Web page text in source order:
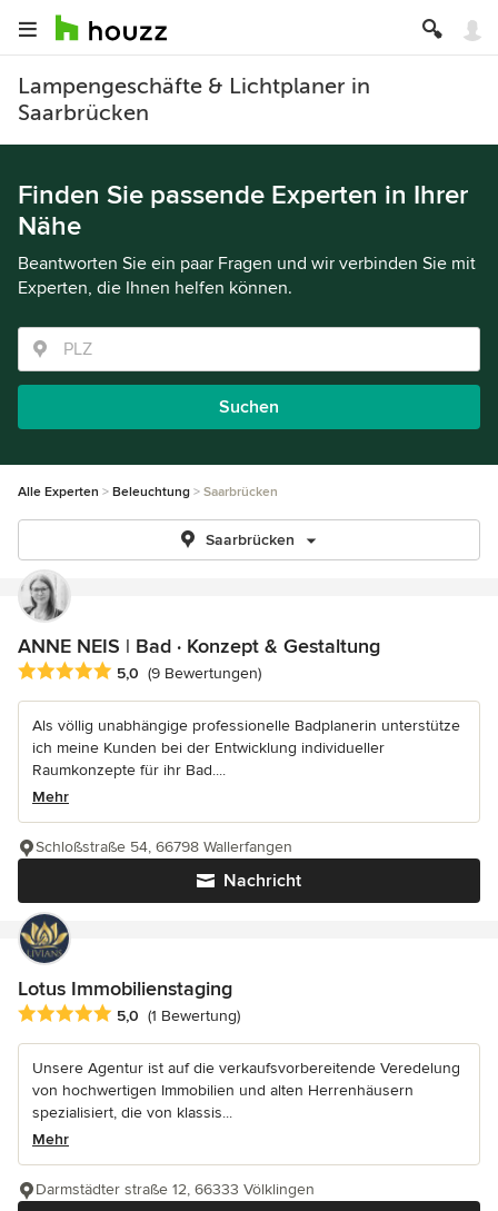
Lampengeschäfte & Lichtplaner in
Saarbrücken
Finden Sie passende Experten in Ihrer
Nähe
Beantworten Sie ein paar Fragen und wir verbinden Sie mit
Experten, die Ihnen helfen können.
Suchen
Alle Experten Beleuchtung Saarbrücken
Saarbrücken
ANNE NEIS | Bad · Konzept & Gestaltung
Durchschnittliche Bewertung: 5 von 5 Sternen
5,0 (9 Bewertungen)
Als völlig unabhängige professionelle Badplanerin unterstütze
ich meine Kunden bei der Entwicklung individueller
Raumkonzepte für ihr Bad....
Mehr
Nachricht
Schloßstraße 54, 66798 Wallerfangen
Lotus Immobilienstaging
Durchschnittliche Bewertung: 5 von 5 Sternen
5,0 (1 Bewertung)
Unsere Agentur ist auf die verkaufsvorbereitende Veredelung
von hochwertigen Immobilien und alten Herrenhäusern
spezialisiert, die von klassis...
Mehr
Darmstädter straße 12, 66333 Völklingen